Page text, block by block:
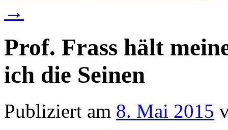
→
Prof. Frass hält
ich die Seinen
Publiziert am 8. Mai 2015